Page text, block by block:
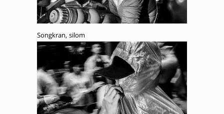
Songkran, silom